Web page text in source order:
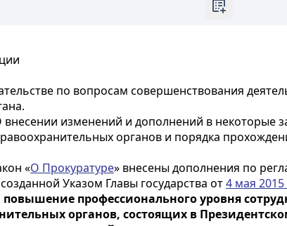
по вопросам совершенствования
внесении изменений и дополнений в некоторые
органов и порядка
«О Прокуратуре» внесены дополнения по
Указом Главы государства от4 мая
профессионального уровня
органов, состоящих в